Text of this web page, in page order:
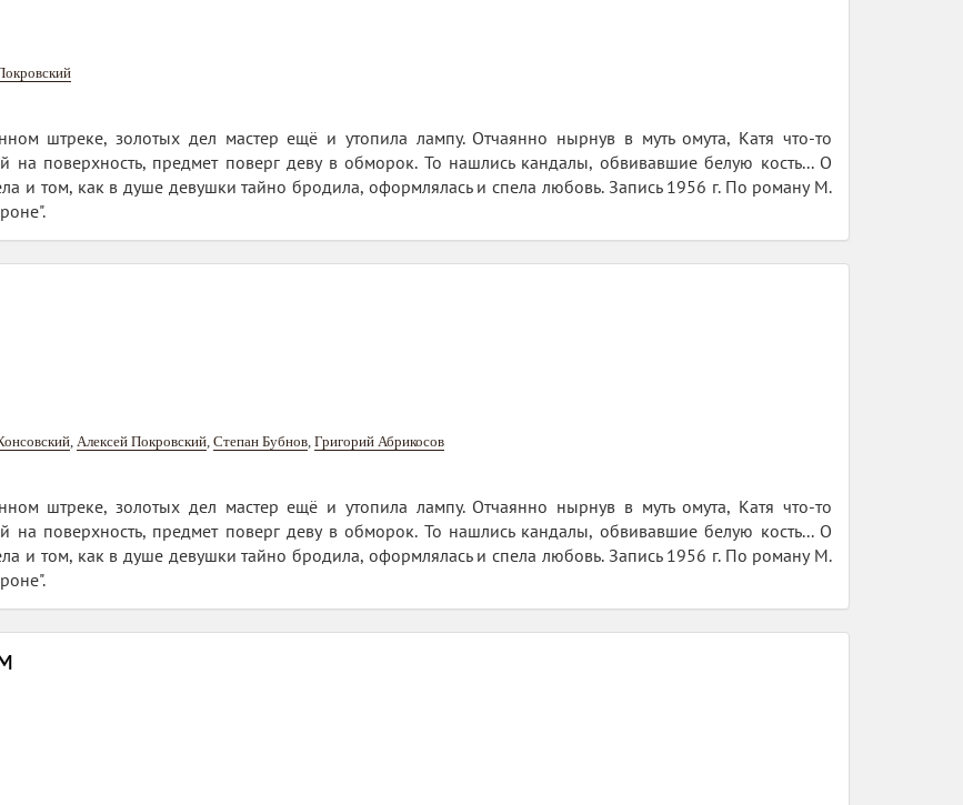
штреке, золотых дел мастер ещё и утопила лампу. Отчаянно нырнув в муть омута, Катя что-то
на поверхность, предмет поверг деву в обморок. То нашлись кандалы, обвивавшие белую кость... О
и том, как в душе девушки тайно бродила, оформлялась и спела любовь. Запись 1956 г. По роману М.
, Алексей Покровский, Степан Бубнов, Григорий Абрикосов
штреке, золотых дел мастер ещё и утопила лампу. Отчаянно нырнув в муть омута, Катя что-то
на поверхность, предмет поверг деву в обморок. То нашлись кандалы, обвивавшие белую кость... О
и том, как в душе девушки тайно бродила, оформлялась и спела любовь. Запись 1956 г. По роману М.